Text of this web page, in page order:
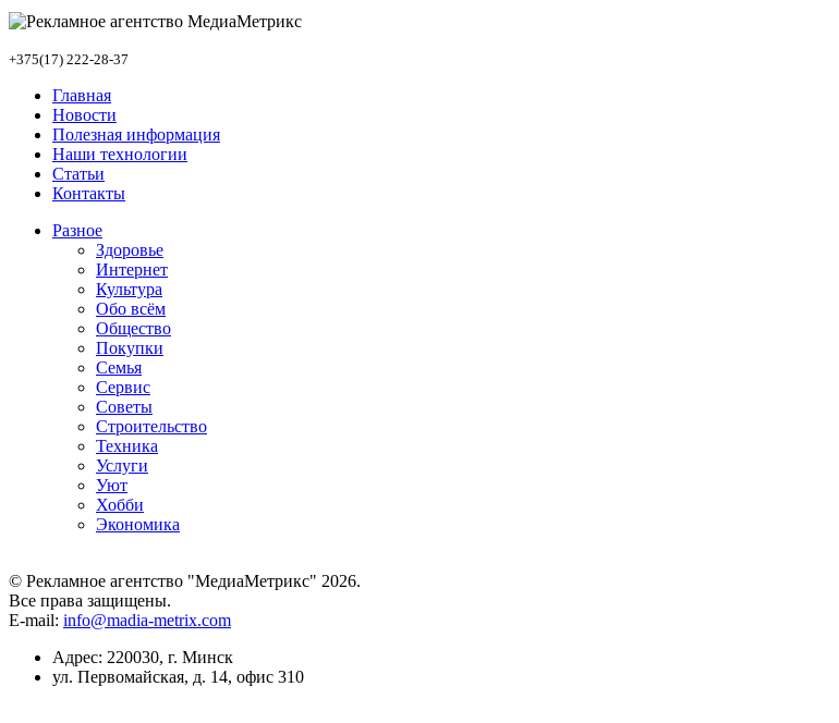
+375(17) 222-28-37
Главная
Новости
Полезная информация
Наши технологии
Статьи
Контакты
Разное
Здоровье
Интернет
Культура
Обо всём
Общество
Покупки
Семья
Сервис
Советы
Строительство
Техника
Услуги
Уют
Хобби
Экономика
© Рекламное агентство "МедиаМетрикс" 2026.
Все права защищены.
E-mail: info@madia-metrix.com
Адрес: 220030, г. Минск
ул. Первомайская, д. 14, офис 310